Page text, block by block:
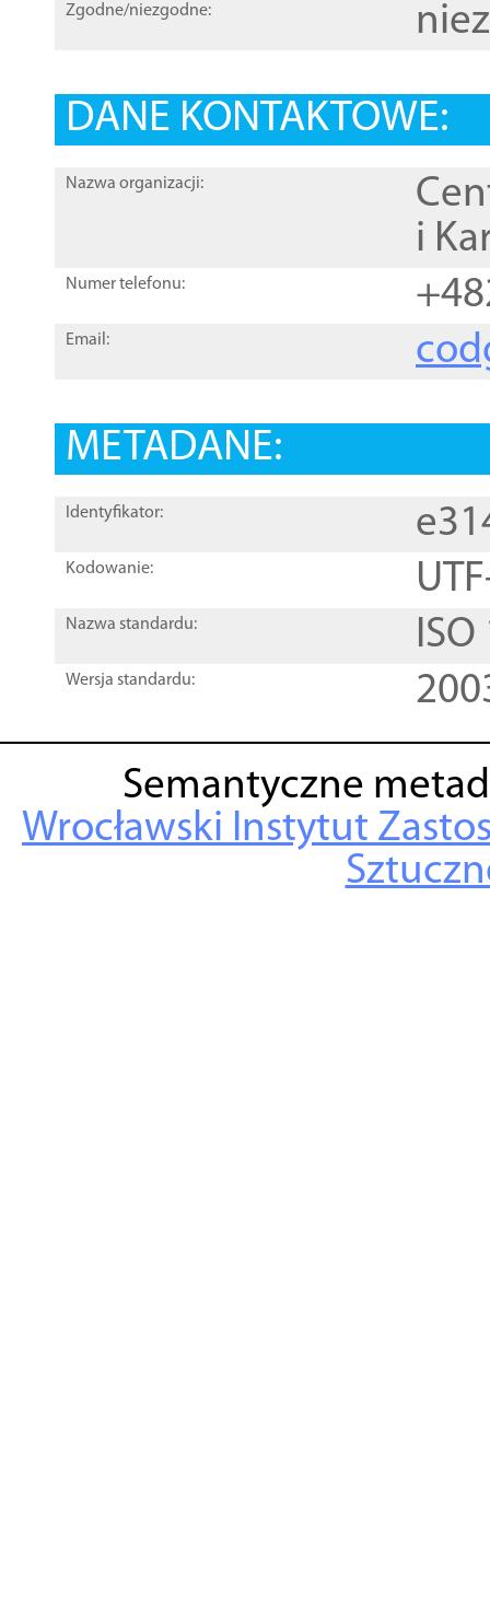
Zgodne/niezgodne:
DANE KONTAKTOWE:
Nazwa organizacji:
i
Numer telefonu:
Email:
METADANE:
Identyfikator:
Kodowanie:
Nazwa standardu:
Wersja standardu:
Semantyczne
Wrocławski Instytut